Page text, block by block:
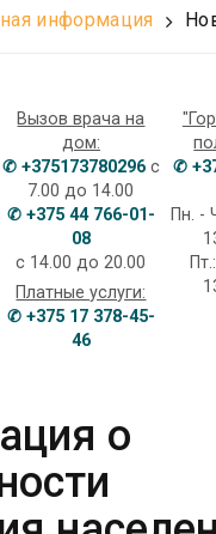
информация
Вызов врача на
дом:
✆ +375173780296с
7.00 до 14.00
✆ +375 44 766-01-
08
с 14.00 до 20.00
Платные услуги:
✆ +375 17 378-45-
46
✆
Пн. -
о